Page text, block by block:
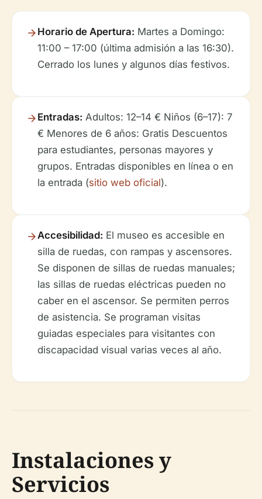
Horario de Apertura: Martes a Domingo:
11:00 – 17:00 (última admisión a las 16:30).
Cerrado los lunes y algunos días festivos.
Entradas: Adultos: 12–14 € Niños (6–17): 7
€ Menores de 6 años: Gratis Descuentos
para estudiantes, personas mayores y
grupos. Entradas disponibles en línea o en
la entrada (sitio web oficial).
Accesibilidad: El museo es accesible en
silla de ruedas, con rampas y ascensores.
Se disponen de sillas de ruedas manuales;
las sillas de ruedas eléctricas pueden no
caber en el ascensor. Se permiten perros
de asistencia. Se programan visitas
guiadas especiales para visitantes con
discapacidad visual varias veces al año.
Instalaciones y
Servicios